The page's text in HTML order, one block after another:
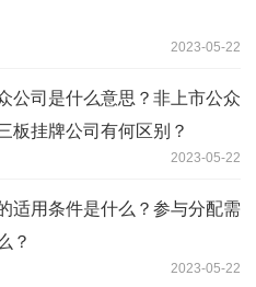
2023-05-22
公司是什么意思？非上市公众
板挂牌公司有何区别？
2023-05-22
适用条件是什么？参与分配需
？
2023-05-22